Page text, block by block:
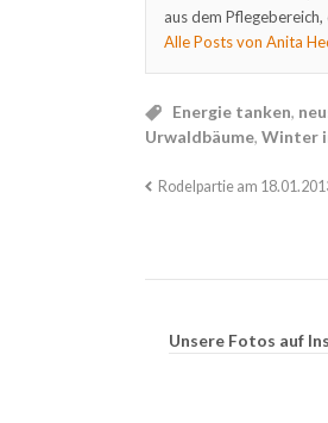
aus dem
Alle Posts von Anita
Energie tanken,
Urwaldbäume, Winter
Rodelpartie am
Unsere Fotos auf